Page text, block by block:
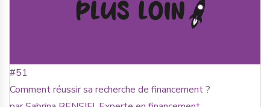
#51
Comment réussir sa recherche de financement ?